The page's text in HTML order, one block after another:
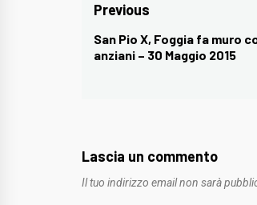
Navigazione
articoli
Previous
Previous
post:
San Pio X, Foggia fa muro
anziani – 30 Maggio 2015
Lascia un commento
Il tuo indirizzo email non sarà